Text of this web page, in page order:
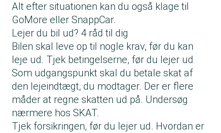
Alt efter situationen kan du også klage til
GoMore eller SnappCar.
Lejer du bil ud? 4 råd til dig
Bilen skal leve op til nogle krav, før du kan
leje ud. Tjek betingelserne, før du lejer ud
Som udgangspunkt skal du betale skat af
den lejeindtægt, du modtager. Der er flere
måder at regne skatten ud på. Undersøg
nærmere hos SKAT.
Tjek forsikringen, før du lejer ud. Hvordan er